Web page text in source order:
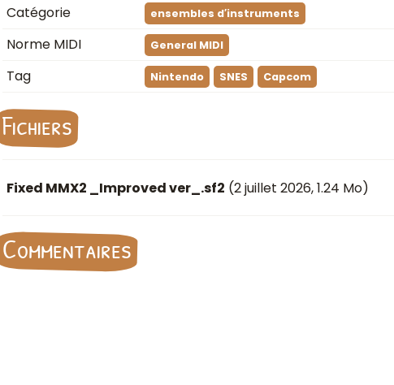
Catégorie
ensembles d′instruments
Norme MIDI General MIDI
Tag Nintendo SNES Capcom
Fichiers
Fixed MMX2 _Improved ver_.sf2 (2 juillet 2026, 1.24 Mo)
Commentaires